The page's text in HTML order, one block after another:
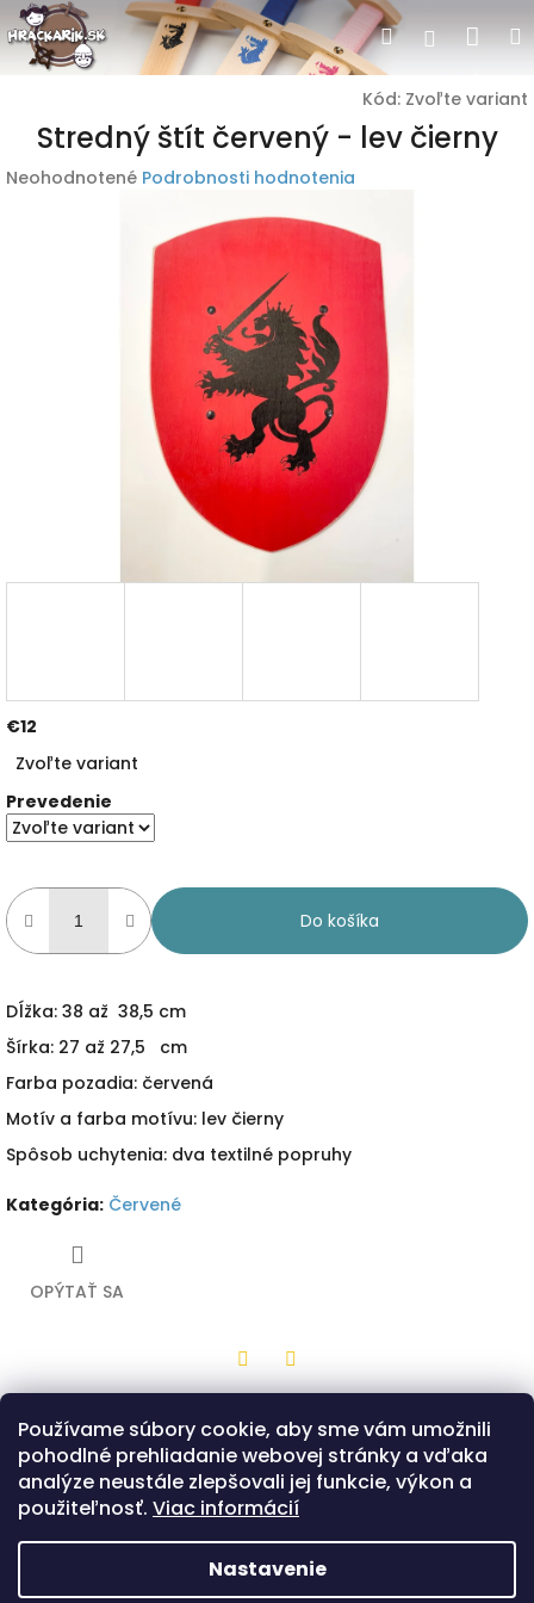
Používame súbory cookie, aby sme vám umožnili
pohodlné prehliadanie webovej stránky a vďaka
analýze neustále zlepšovali jej funkcie, výkon a
použiteľnosť. Viac informácií
Nastavenie
Prejsť
na
obsah
Hľadať
Kód: Zvoľte variant
Stredný štít červený - lev čierny
Priemerné
Neohodnotené Podrobnosti hodnotenia
€12
cena:
Zvoľte variant
Prevedenie
Do košíka
Dĺžka: 38 až 38,5 cm
Šírka: 27 až 27,5 cm
Farba pozadia: červená
Motív a farba motívu: lev čierny
Spôsob uchytenia: dva textilné popruhy
Kategória: Červené
OPÝTAŤ SA
TwitterFacebook
Popis Diskusia
Drevená hračka z bukovej preglejky v tvare stredného štítu
s červenou potlačou a motívom čierneho leva. Na zadnej
strane sú dva popruhy, ktorými sa štít drží. Možnosť výberu
z dvoch prevedení tvaru štítu - Klasik alebo Bojovník.